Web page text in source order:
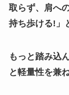
取らず、肩へ
持ち歩ける!」
もっと踏み込
と軽量性を兼